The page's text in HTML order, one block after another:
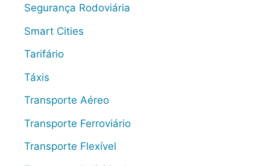
Segurança Rodoviária
Smart Cities
Tarifário
Táxis
Transporte Aéreo
Transporte Ferroviário
Transporte Flexível